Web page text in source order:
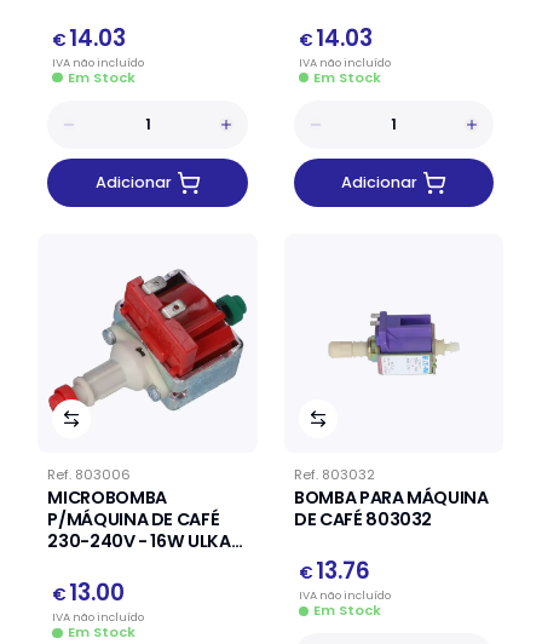
€ 14.03
IVA nãoincluído
Em Stock
Adicionar
€ 14.03
IVA nãoincluído
Em Stock
Adicionar
Ref. 803006
MICROBOMBA
P/MÁQUINA DE CAFÉ
230-240V - 16W ULKA
€ 13.00
IVA nãoincluído
Em Stock
Ref. 803032
BOMBA PARA MÁQUINA
DE CAFÉ 803032
€ 13.76
IVA nãoincluído
Em Stock